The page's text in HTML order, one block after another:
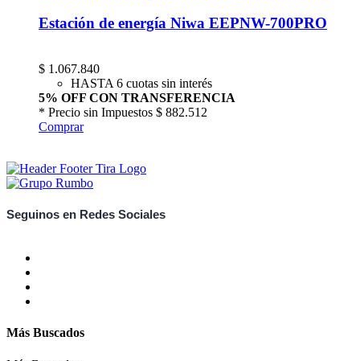
Estación de energía Niwa EEPNW-700PRO
$ 1.067.840
HASTA 6 cuotas sin interés
5% OFF CON TRANSFERENCIA
* Precio sin Impuestos $ 882.512
Comprar
Seguinos en Redes Sociales
Más Buscados